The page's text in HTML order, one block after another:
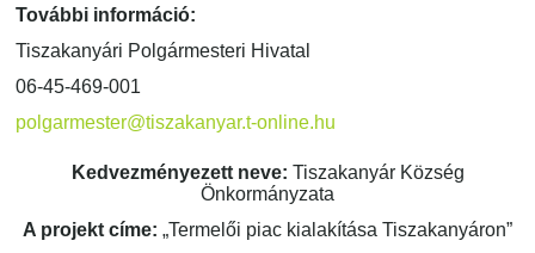
További információ:
Tiszakanyári Polgármesteri Hivatal
06-45-469-001
polgarmester@tiszakanyar.t-online.hu
Kedvezményezett neve: Tiszakanyár Község
Önkormányzata
A projekt címe: „Termelői piac kialakítása Tiszakanyáron”